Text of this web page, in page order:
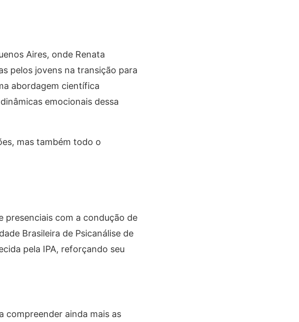
Aires, onde Renata
pelos jovens na transição para
abordagem científica
emocionais dessa
mas também todo o
presenciais com a condução de
Brasileira de Psicanálise de
pela IPA, reforçando seu
compreender ainda mais as